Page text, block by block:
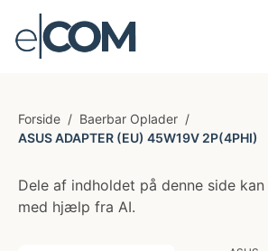
Forside / Baerbar Oplader /
ASUS ADAPTER (EU) 45W19V 2P(4PHI)
Dele af indholdet på denne side
med hjælp fra AI.